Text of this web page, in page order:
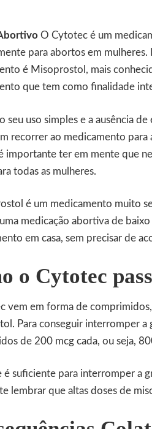
O Cytotec é um
para abortos em
é Misoprostol , mais
que tem como finalidade
seu uso simples e a ausência
recorrer ao medicamento
importante ter em mente que
todas as mulheres.
é um medicamento muito
medicação abortiva de
em casa, sem precisar de
o Cytotec
vem em forma de
Para conseguir interromper
de 200 mcg cada, ou seja,
é suficiente para interromper a
lembrar que altas doses de